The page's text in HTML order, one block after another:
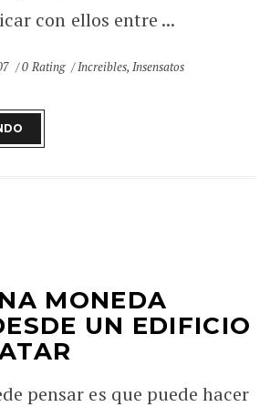
con ellos entre ...
0 Rating Increibles,Insensatos
MONEDA
UN EDIFICIO
pensar es que puede hacer